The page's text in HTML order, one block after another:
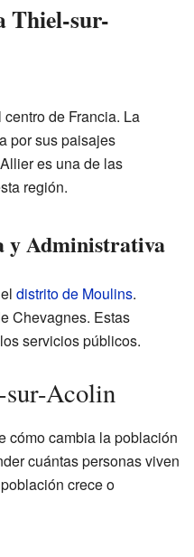
Thiel-sur-
de Francia. La
por sus paisajes
es una de las
región.
y Administrativa
distrito de Moulins.
Chevagnes. Estas
servicios públicos.
sur-Acolin
cómo cambia la población
cuántas personas viven
crece o